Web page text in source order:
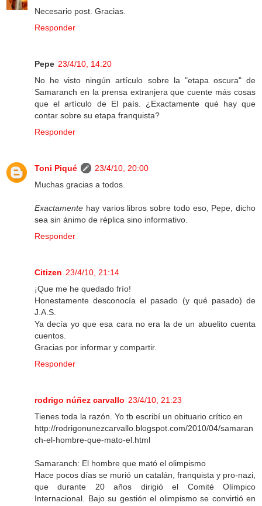
Necesario post. Gracias.
Responder
Pepe 23/4/10, 14:20
No he visto ningún artículo sobre la "etapa oscura" de
Samaranch en la prensa extranjera que cuente más cosas
que el artículo de El país. ¿Exactamente qué hay que
contar sobre su etapa franquista?
Responder
Toni Piqué
23/4/10, 20:00
Muchas gracias a todos.
Exactamente hay varios libros sobre todo eso, Pepe, dicho
sea sin ánimo de réplica sino informativo.
Responder
Citizen 23/4/10, 21:14
¡Que me he quedado frío!
Honestamente desconocía el pasado (y qué pasado) de
J.A.S.
Ya decía yo que esa cara no era la de un abuelito cuenta
cuentos.
Gracias por informar y compartir.
Responder
rodrigo núñez carvallo 23/4/10, 21:23
Tienes toda la razón. Yo tb escribí un obituario crítico en
http://rodrigonunezcarvallo.blogspot.com/2010/04/samaran
ch-el-hombre-que-mato-el.html
Samaranch: El hombre que mató el olimpismo
Hace pocos días se murió un catalán, franquista y pro-nazi,
que durante 20 años dirigió el Comité Olímpico
Internacional. Bajo su gestión el olimpismo se convirtió en